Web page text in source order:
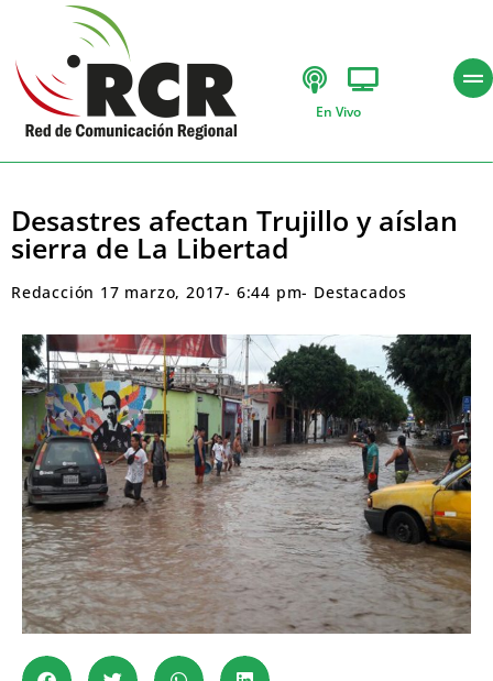
En Vivo
Desastres afectan Trujillo y aíslan
sierra de La Libertad
Redacción 17 marzo, 2017- 6:44 pm- Destacados